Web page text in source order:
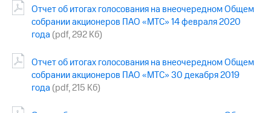
акций
Описание
приобретения
Порядок
выкупа
акций
Отчет об итогах голосования на внеочередном Общем
собрании акционеров ПАО «МТС» 14 февраля 2020
года (pdf, 292 Кб)
Отчет об итогах голосования на внеочередном Общем
собрании акционеров ПАО «МТС» 30 декабря 2019
года (pdf, 215 Кб)